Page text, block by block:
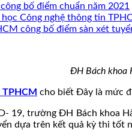
bố điểm chuẩn năm 2021
Công nghệ thông tin
công bố điểm sàn xét
ĐH Bách khoa
cho biết Đây là mức
19, trường ĐH Bách khoa
dựa trên kết quả kỳ thi tốt